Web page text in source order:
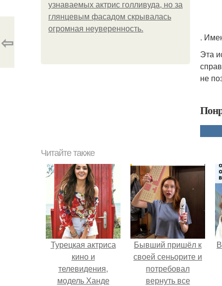
узнаваемых актрис голливуда, но за
глянцевым фасадом скрывалась
огромная неуверенность.
.
Эта
не
⇦
Читайте также
Турецкая актриса
кино и
телевидения,
модель Ханде
Бывший пришёл к
своей сеньорите и
потребовал
вернуть все